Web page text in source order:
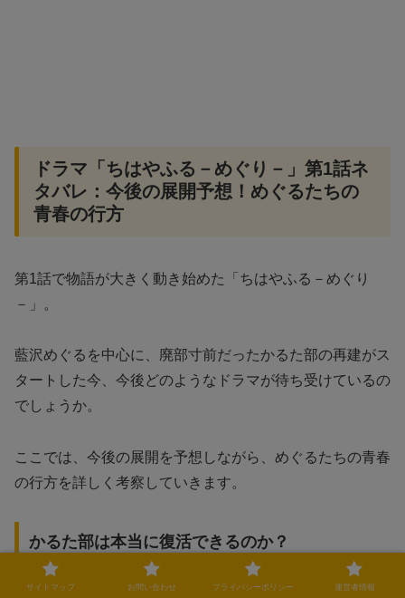
ドラマ「ちはやふる－めぐり－」第1話ネ
タバレ：今後の展開予想！めぐるたちの
青春の行方
第1話で物語が大きく動き始めた「ちはやふる－めぐり
－」。
藍沢めぐるを中心に、廃部寸前だったかるた部の再建がス
タートした今、今後どのようなドラマが待ち受けているの
でしょうか。
ここでは、今後の展開を予想しながら、めぐるたちの青春
の行方を詳しく考察していきます。
かるた部は本当に復活できるのか？
サイトマップ お問い合わせ プライバシーポリシー 運営者情報